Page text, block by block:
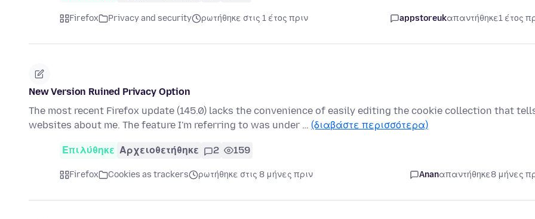
Firefox Privacy and security ρωτήθηκε στις 1 έτος πριν appstoreukαπαντήθηκε1 έτος
New Version Ruined Privacy Option
The most recent Firefox update (145.0) lacks the convenience of easily editing the cookie collection that
websites about me. The feature I'm referring to was under … (διαβάστε περισσότερα)
Επιλύθηκε Αρχειοθετήθηκε 2 159
Firefox Cookies as trackers ρωτήθηκε στις 8 μήνες πριν Ananαπαντήθηκε8 μήνες